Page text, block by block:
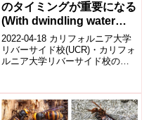
のタイミングが重要になる
(With dwindling water
supplies, the timing of
rainfall matters)
2022-04-18 カリフォルニア大学
リバーサイド校(UCR)・カリフォ
ルニア大学リバーサイド校の新
く...